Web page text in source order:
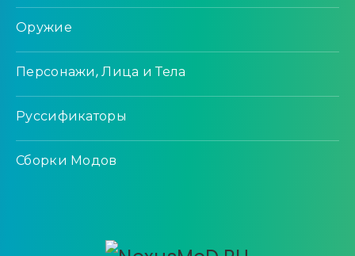
Оружие
Персонажи, Лица и Тела
Руссификаторы
Сборки Модов